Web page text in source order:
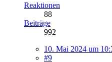
Reaktionen
88
Beiträge
992
10. Mai 2024 um
#9